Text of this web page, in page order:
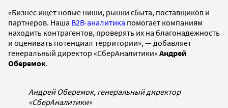
«Бизнес ищет новые ниши, рынки сбыта, поставщиков и
партнеров. Наша B2B-аналитика помогает компаниям
находить контрагентов, проверять их на благонадежность
и оценивать потенциал территории», — добавляет
генеральный директор «СберАналитики» Андрей
Оберемок.
Андрей Оберемок, генеральный директор
«СберАналитики»